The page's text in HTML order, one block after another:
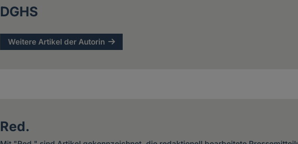
DGHS
Weitere Artikel der Autorin
Red.